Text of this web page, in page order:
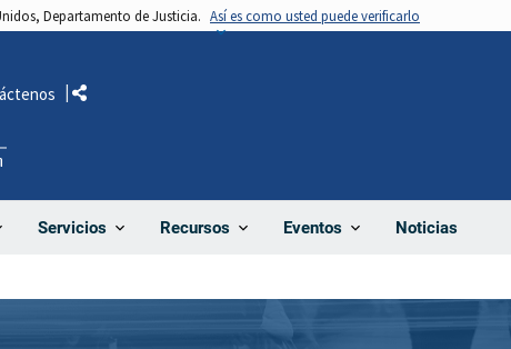
Departamento de Justicia. Así es como usted puede verificarlo
Servicios Recursos Eventos Noticias
Comparte